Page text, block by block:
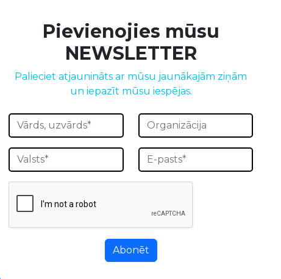
Pievienojies mūsu
NEWSLETTER
Palieciet atjaunināts ar mūsu jaunākajām ziņām
un iepazīt mūsu iespējas.